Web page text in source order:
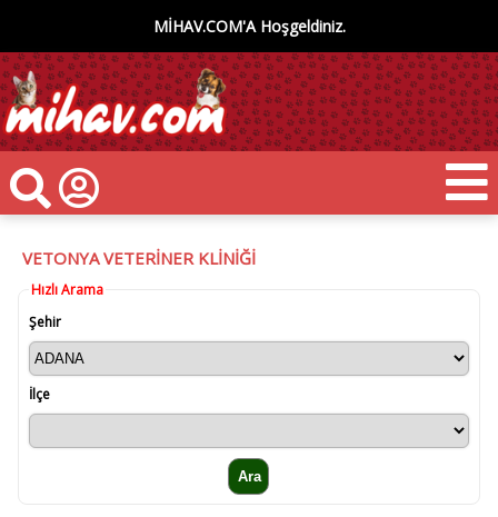
MİHAV.COM'A Hoşgeldiniz.
VETONYA VETERİNER KLİNİĞİ
Hızlı Arama
Şehir
İlçe